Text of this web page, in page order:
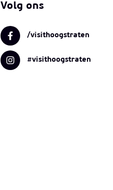
Volg ons
/visithoogstraten
#visithoogstraten